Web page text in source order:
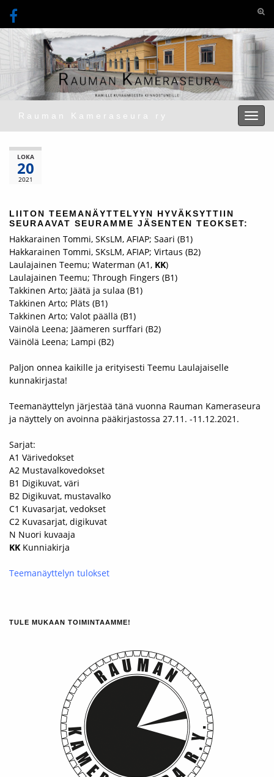
Rauman Kameraseura ry
LOKA
20
2021
LIITON TEEMANÄYTTELYYN HYVÄKSYTTIIN
SEURAAVAT SEURAMME JÄSENTEN TEOKSET:
Hakkarainen Tommi, SKsLM, AFIAP; Saari (B1)
Hakkarainen Tommi, SKsLM, AFIAP; Virtaus (B2)
Laulajainen Teemu; Waterman (A1, KK)
Laulajainen Teemu; Through Fingers (B1)
Takkinen Arto; Jäätä ja sulaa (B1)
Takkinen Arto; Pläts (B1)
Takkinen Arto; Valot päällä (B1)
Väinölä Leena; Jäämeren surffari (B2)
Väinölä Leena; Lampi (B2)
Paljon onnea kaikille ja erityisesti Teemu Laulajaiselle
kunnakirjasta!
Teemanäyttelyn järjestää tänä vuonna Rauman Kameraseura
ja näyttely on avoinna pääkirjastossa 27.11. -11.12.2021.
Sarjat:
A1 Värivedokset
A2 Mustavalkovedokset
B1 Digikuvat, väri
B2 Digikuvat, mustavalko
C1 Kuvasarjat, vedokset
C2 Kuvasarjat, digikuvat
N Nuori kuvaaja
KK Kunniakirja
Teemanäyttelyn tulokset
TULE MUKAAN TOIMINTAAMME!